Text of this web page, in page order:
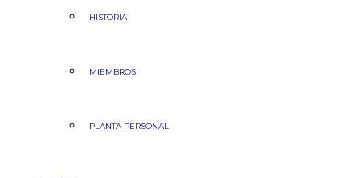
HISTORIA
MIEMBROS
PLANTA PERSONAL